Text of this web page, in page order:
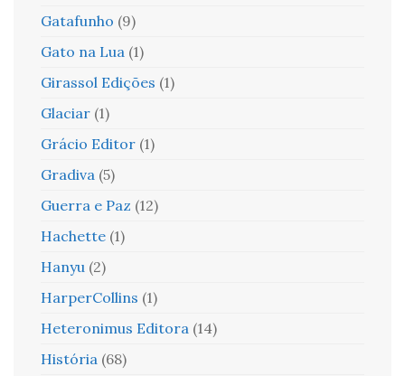
Gatafunho (9)
Gato na Lua (1)
Girassol Edições (1)
Glaciar (1)
Grácio Editor (1)
Gradiva (5)
Guerra e Paz (12)
Hachette (1)
Hanyu (2)
HarperCollins (1)
Heteronimus Editora (14)
História (68)